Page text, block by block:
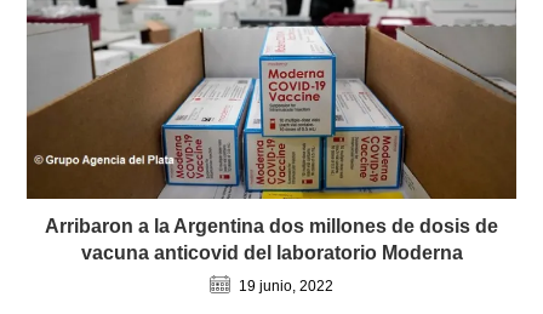
Arribaron a la Argentina dos millones de dosis de
vacuna anticovid del laboratorio Moderna
19 junio, 2022